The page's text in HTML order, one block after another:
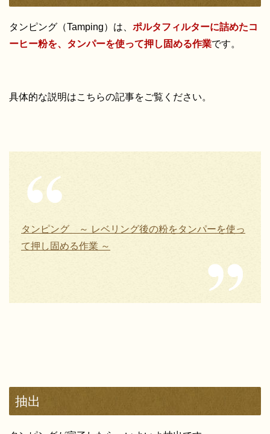
タンピング（Tamping）は、 ポルタフィルターに詰めたコ
ーヒー粉を、タンパーを使って押し固める作業です。
具体的な説明はこちらの記事をご覧ください。
タンピング ～ レベリング後の粉をタンパーを使っ
て押し固める作業 ～
抽出